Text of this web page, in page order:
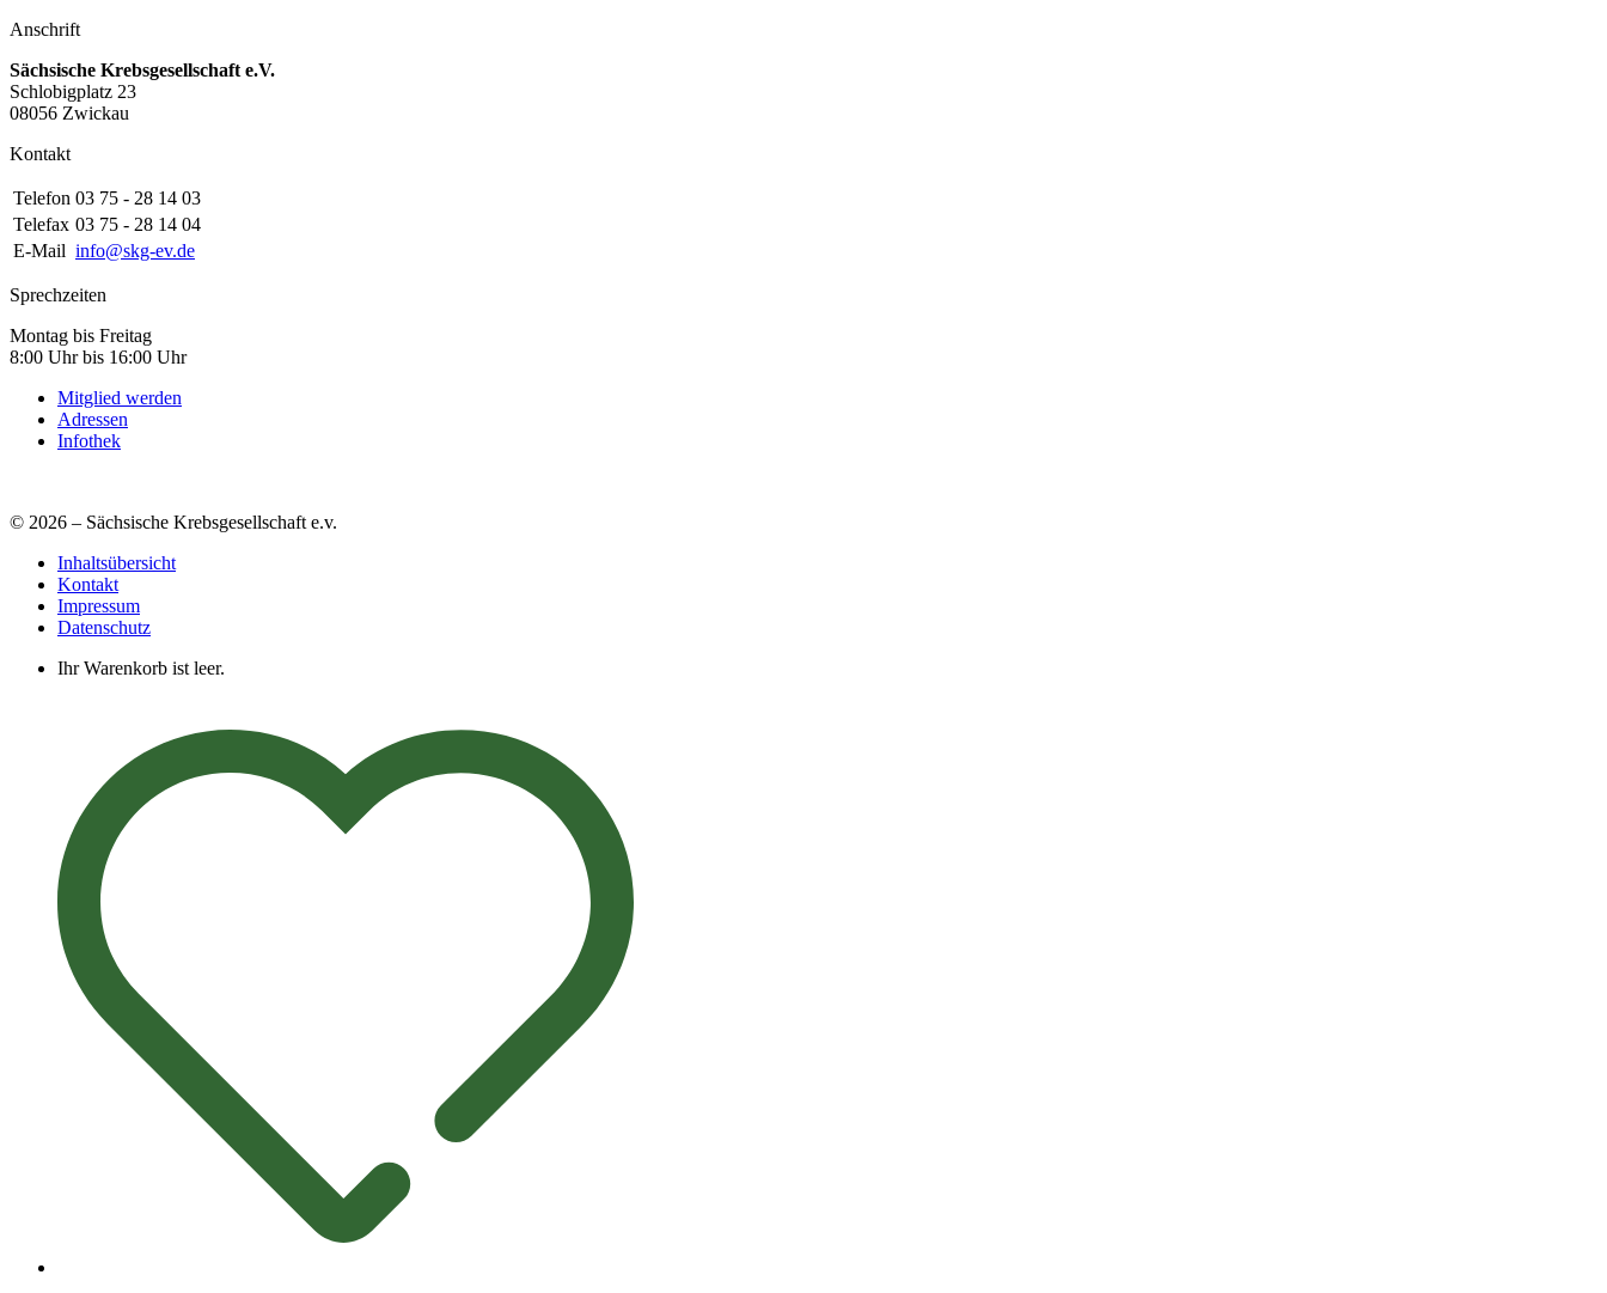
Anschrift
Sächsische Krebsgesellschaft e.V.
Schlobigplatz 23
08056 Zwickau
Kontakt
Telefon 03 75 - 28 14 03
Telefax 03 75 - 28 14 04
E-Mail info@skg-ev.de
Sprechzeiten
Montag bis Freitag
8:00 Uhr bis 16:00 Uhr
Mitglied werden
Adressen
Infothek
© 2026 – Sächsische Krebsgesellschaft e.v.
Inhaltsübersicht
Kontakt
Impressum
Datenschutz
Ihr Warenkorb ist leer.